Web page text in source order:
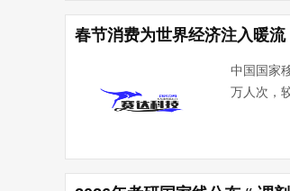
春节消费为世界经济注入暖流
中国国家
万人次，